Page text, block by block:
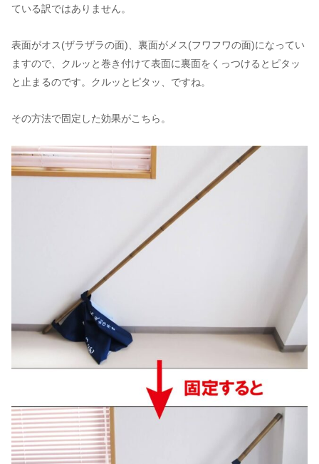
ている訳ではありません。
表面がオス(ザラザラの面)、裏面がメス(フワフワの面)になってい
ますので、クルッと巻き付けて表面に裏面をくっつけるとピタッ
と止まるのです。クルッとピタッ、ですね。
その方法で固定した効果がこちら。